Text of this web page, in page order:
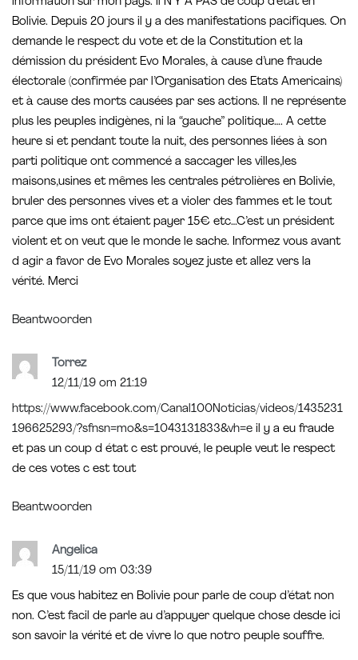
Bolivie. Depuis 20 jours il y a des manifestations pacifiques. On
demande le respect du vote et de la Constitution et la
démission du président Evo Morales, à cause d’une fraude
électorale (confirmée par l’Organisation des Etats Americains)
et à cause des morts causées par ses actions. Il ne représente
plus les peuples indigènes, ni la “gauche” politique…. A cette
heure si et pendant toute la nuit, des personnes liées à son
parti politique ont commencé a saccager les villes,les
maisons,usines et mêmes les centrales pétrolières en Bolivie,
bruler des personnes vives et a violer des fammes et le tout
parce que ims ont étaient payer 15€ etc…C’est un président
violent et on veut que le monde le sache. Informez vous avant
d agir a favor de Evo Morales soyez juste et allez vers la
vérité. Merci
Beantwoorden
Torrez
12/11/19 om 21:19
https://www.facebook.com/Canal100Noticias/videos/1435231
196625293/?sfnsn=mo&s=1043131833&vh=e il y a eu fraude
et pas un coup d état c est prouvé, le peuple veut le respect
de ces votes c est tout
Beantwoorden
Angelica
15/11/19 om 03:39
Es que vous habitez en Bolivie pour parle de coup d’état non
non. C’est facil de parle au d’appuyer quelque chose desde ici
son savoir la vérité et de vivre lo que notro peuple souffre.